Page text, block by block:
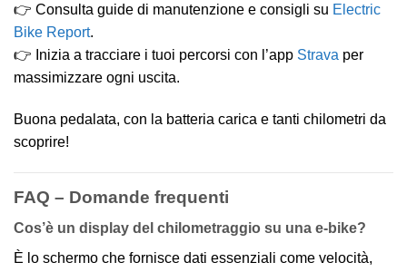
👉 Consulta guide di manutenzione e consigli su Electric
Bike Report.
👉 Inizia a tracciare i tuoi percorsi con l’app Strava per
massimizzare ogni uscita.
Buona pedalata, con la batteria carica e tanti chilometri da
scoprire!
FAQ – Domande frequenti
Cos’è un display del chilometraggio su una e-bike?
È lo schermo che fornisce dati essenziali come velocità,